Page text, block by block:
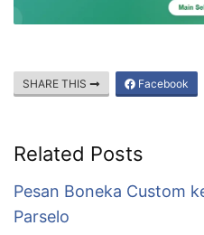
SHARE THIS Facebook
Related Posts
Pesan Boneka Custom
Parselo